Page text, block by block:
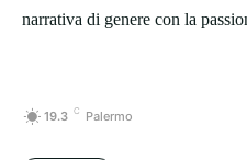
narrativa di genere con la
19.3 C Palermo